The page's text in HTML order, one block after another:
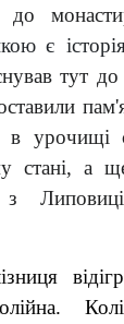
до
є
тут
в урочищі
стані, а
з